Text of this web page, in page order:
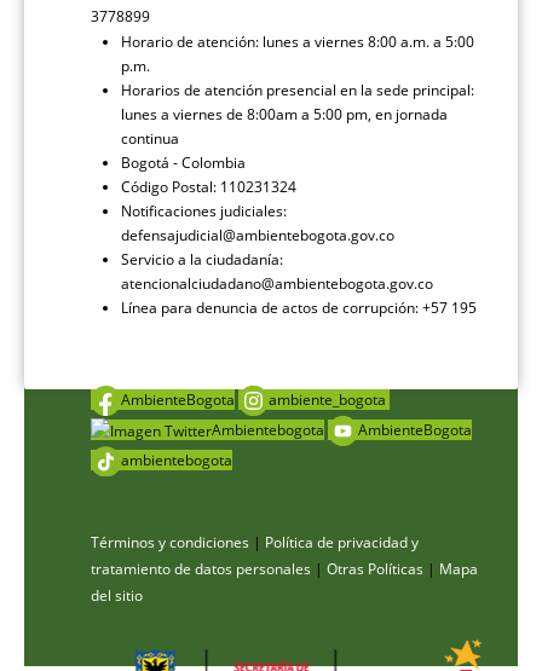
3778899
Horario de atención: lunes a viernes 8:00 a.m. a 5:00
p.m.
Horarios de atención presencial en la sede principal:
lunes a viernes de 8:00am a 5:00 pm, en jornada
continua
Bogotá - Colombia
Código Postal: 110231324
Notificaciones judiciales:
defensajudicial@ambientebogota.gov.co
Servicio a la ciudadanía:
atencionalciudadano@ambientebogota.gov.co
Línea para denuncia de actos de corrupción: +57 195
AmbienteBogota
ambiente_bogota
Ambientebogota
AmbienteBogota
ambientebogota
Términos y condiciones | Política de privacidad y
tratamiento de datos personales | Otras Políticas | Mapa
del sitio